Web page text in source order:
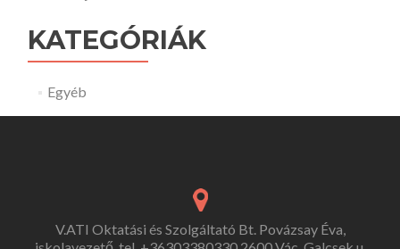
KATEGÓRIÁK
Egyéb
V.ATI Oktatási és Szolgáltató Bt. Povázsay Éva,